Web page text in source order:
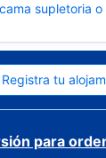
supletoria
Registra tu
para